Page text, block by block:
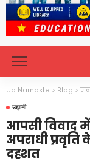
Up Namaste > Blog >
उझानी
आपसी विवाद
अपराधी
दहशत